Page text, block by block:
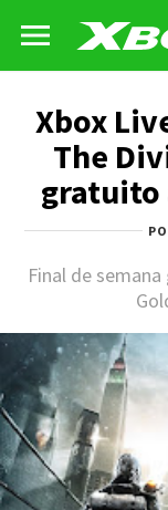
Xbox
The
gratuito
Final de